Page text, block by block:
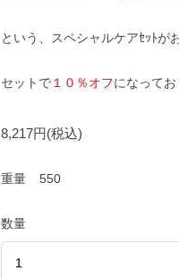
という、スペシャルケアｾｯﾄが
セットで１０％オフになってお
8,217円(税込)
重量 550
数量